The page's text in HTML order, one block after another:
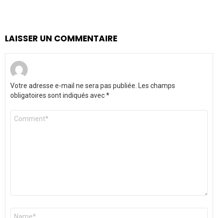
LAISSER UN COMMENTAIRE
Votre adresse e-mail ne sera pas publiée. Les champs
obligatoires sont indiqués avec*
Commentaire
Nom